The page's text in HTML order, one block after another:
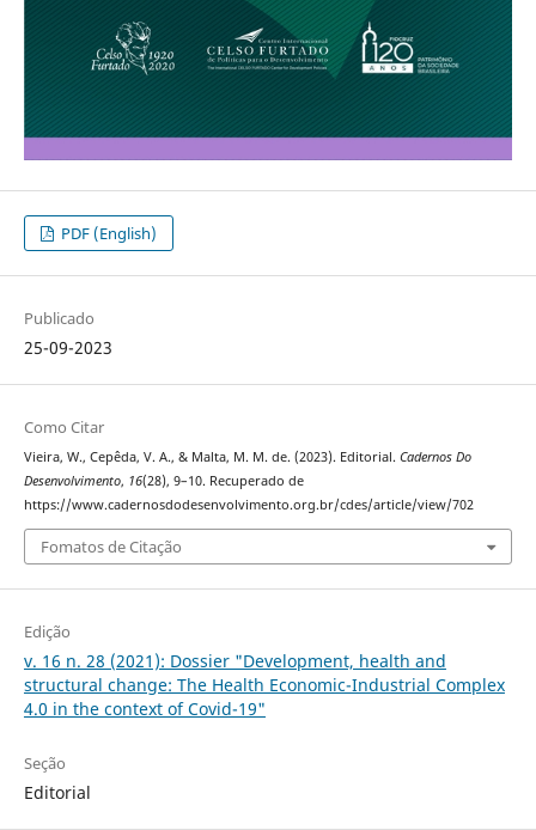
PDF (English)
Publicado
25-09-2023
Como Citar
Vieira, W., Cepêda, V. A., & Malta, M. M. de. (2023). Editorial. Cadernos Do
Desenvolvimento, 16(28), 9–10. Recuperado de
https://www.cadernosdodesenvolvimento.org.br/cdes/article/view/702
Fomatos de Citação
Edição
v. 16 n. 28 (2021): Dossier "Development, health and
structural change: The Health Economic-Industrial Complex
4.0 in the context of Covid-19"
Seção
Editorial